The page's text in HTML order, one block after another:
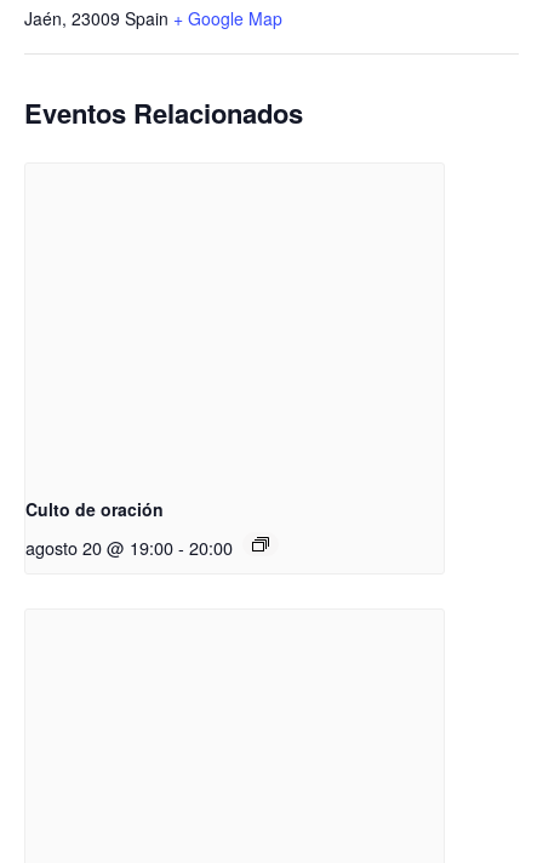
Jaén, 23009 Spain + Google Map
Eventos Relacionados
Culto de oración
agosto 20 @ 19:00- 20:00